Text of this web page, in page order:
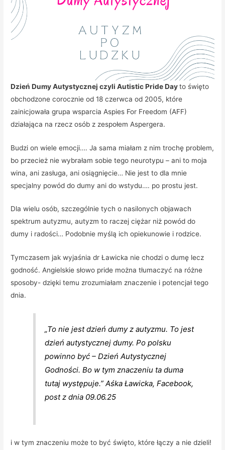
Dzień Dumy Autystycznej czyli Autistic Pride Dayto święto
obchodzone corocznie od 18 czerwca od 2005, które
zainicjowała grupa wsparcia Aspies For Freedom (AFF)
działająca na rzecz osób z zespołem Aspergera.
Budzi on wiele emocji…. Ja sama miałam z nim trochę problem,
bo przecież nie wybrałam sobie tego neurotypu – ani to moja
wina, ani zasługa, ani osiągnięcie… Nie jest to dla mnie
specjalny powód do dumy ani do wstydu…. po prostu jest.
Dla wielu osób, szczególnie tych o nasilonych objawach
spektrum autyzmu, autyzm to raczej ciężar niż powód do
dumy i radości… Podobnie myślą ich opiekunowie i rodzice.
Tymczasem jak wyjaśnia dr Ławicka nie chodzi o dumę lecz
godność. Angielskie słowo pride można tłumaczyć na różne
sposoby- dzięki temu zrozumiałam znaczenie i potencjał tego
dnia.
„To nie jest dzień dumy z autyzmu. To jest
dzień autystycznej dumy. Po polsku
powinno być – Dzień Autystycznej
Godności. Bo w tym znaczeniu ta duma
tutaj występuje.” Aśka Ławicka, Facebook,
post z dnia 09.06.25
i w tym znaczeniu może to być święto, które łączy a nie dzieli!